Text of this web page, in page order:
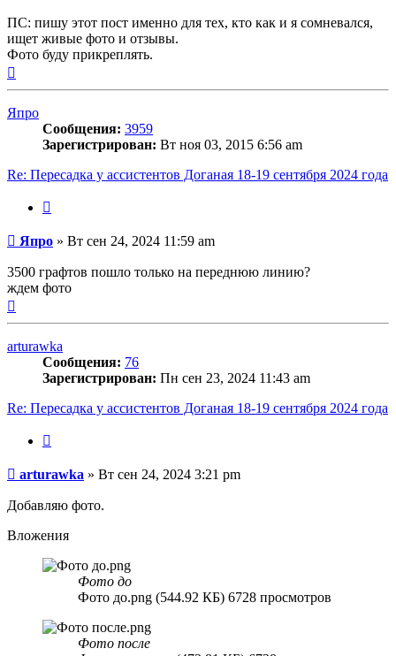
ПС: пишу этот пост именно для тех, кто как и я сомневался,
ищет живые фото и отзывы.
Фото буду прикреплять.
Япро
Сообщения: 3959
Зарегистрирован: Вт ноя 03, 2015 6:56 am
Re: Пересадка у ассистентов Доганая 18-19 сентября 2024 года
Сообщение
Япро » Вт сен 24, 2024 11:59 am
3500 графтов пошло только на переднюю линию?
ждем фото
arturawka
Сообщения: 76
Зарегистрирован: Пн сен 23, 2024 11:43 am
Re: Пересадка у ассистентов Доганая 18-19 сентября 2024 года
Сообщение
arturawka » Вт сен 24, 2024 3:21 pm
Добавляю фото.
Вложения
Фото до
Фото до.png (544.92 КБ) 6728 просмотров
Фото после